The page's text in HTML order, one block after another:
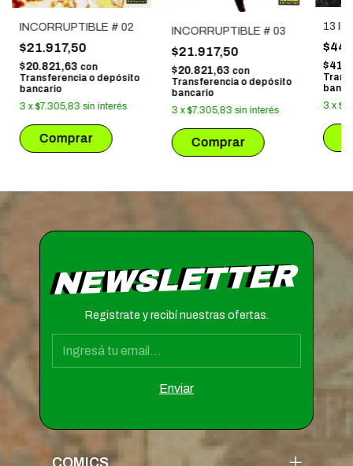
INCORRUPTIBLE # 02
$21.917,50
$20.821,63 con
Transferencia o depósito
bancario
3 x$7.305,83 sin interés
INCORRUPTIBLE # 03
$21.917,50
$20.821,63 con
Transferencia o depósito
bancario
3 x$7.305,83 sin interés
13
3 x
NEWSLETTER
Registrate y recibí nuestras ofertas.